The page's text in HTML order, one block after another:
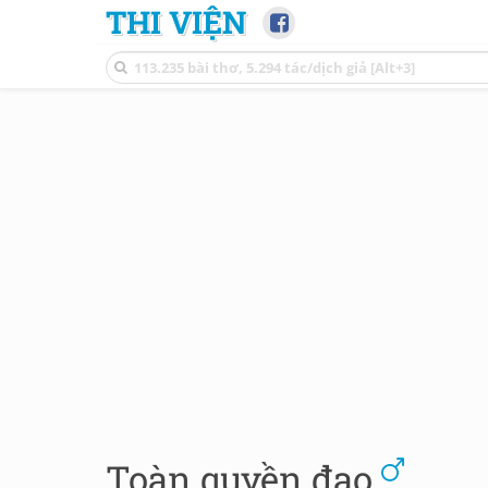
THI VIỆN
Toàn quyền đạo